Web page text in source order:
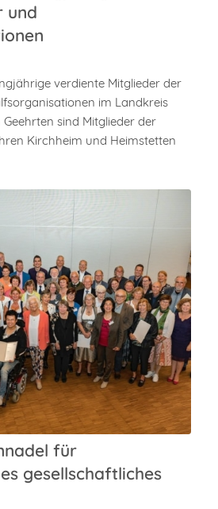
und
verdiente Mitglieder der
im Landkreis
sind Mitglieder der
Kirchheim und Heimstetten
für
gesellschaftliches